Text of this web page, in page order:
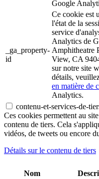
Google
_ga_property-
id
Ce cookie est
l'état de la
service
Analytics de
Amphitheatre
View, CA
sur notre site
détails,
en matière de
Analytics.
contenu-et-services-de-
Ces cookies permettent au
contenu de tiers. Cela
vidéos, de tweets ou encore
Détails sur le contenu de tiers
Nom